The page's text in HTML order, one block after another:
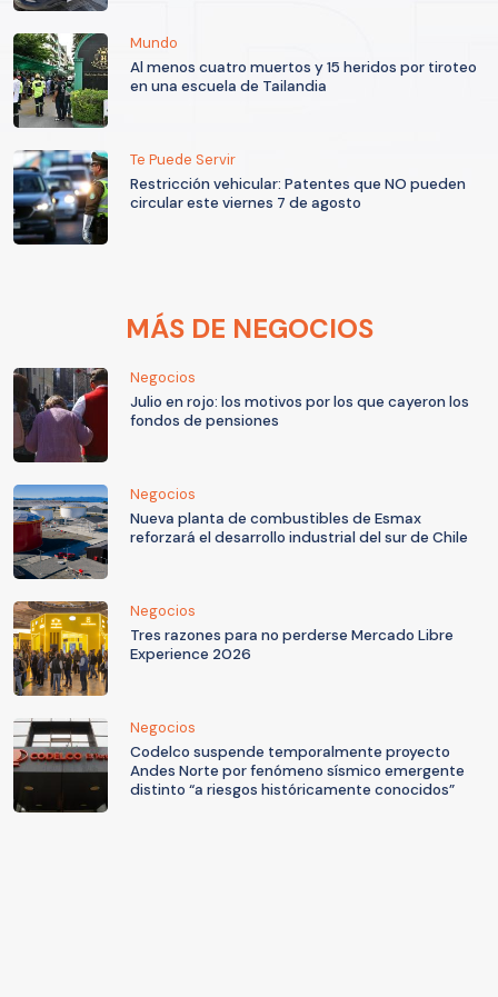
Mundo
Al menos cuatro muertos y 15 heridos por tiroteo
en una escuela de Tailandia
Te Puede Servir
Restricción vehicular: Patentes que NO pueden
circular este viernes 7 de agosto
MÁS DE NEGOCIOS
Negocios
Julio en rojo: los motivos por los que cayeron los
fondos de pensiones
Negocios
Nueva planta de combustibles de Esmax
reforzará el desarrollo industrial del sur de Chile
Negocios
Tres razones para no perderse Mercado Libre
Experience 2026
Negocios
Codelco suspende temporalmente proyecto
Andes Norte por fenómeno sísmico emergente
distinto “a riesgos históricamente conocidos”